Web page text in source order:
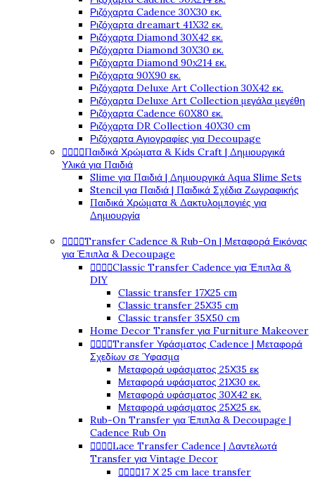
Ριζόχαρτα Cadence 30X30 εκ.
Ριζόχαρτα dreamart 41X32 εκ.
Ριζόχαρτα Diamond 30X42 εκ.
Ριζόχαρτα Diamond 30X30 εκ.
Ριζόχαρτα Diamond 90x214 εκ.
Ριζόχαρτα 90X90 εκ.
Ριζόχαρτα Deluxe Art Collection 30X42 εκ.
Ριζόχαρτα Deluxe Art Collection μεγάλα μεγέθη
Ριζόχαρτα Cadence 60X80 εκ.
Ριζόχαρτα DR Collection 40X30 cm
Ριζόχαρτα Αγιογραφίες για Decoupage
Παιδικά Χρώματα & Kids Craft | Δημιουργικά
Υλικά για Παιδιά
Slime για Παιδιά | Δημιουργικά Aqua Slime Sets
Stencil για Παιδιά | Παιδικά Σχέδια Ζωγραφικής
Παιδικά Χρώματα & Δακτυλομπογιές για
Δημιουργία
Transfer Cadence & Rub-On | Μεταφορά Εικόνας
για Έπιπλα & Decoupage
Classic Transfer Cadence για Έπιπλα &
DIY
Classic transfer 17Χ25 cm
Classic transfer 25Χ35 cm
Classic transfer 35Χ50 cm
Home Decor Transfer για Furniture Makeover
Transfer Υφάσματος Cadence | Μεταφορά
Σχεδίων σε Ύφασμα
Μεταφορά υφάσματος 25Χ35 εκ
Μεταφορά υφάσματος 21Χ30 εκ.
Μεταφορά υφάσματος 30Χ42 εκ.
Μεταφορά υφάσματος 25Χ25 εκ.
Rub-On Transfer για Έπιπλα & Decoupage |
Cadence Rub On
Lace Transfer Cadence | Δαντελωτά
Transfer για Vintage Decor
17 Χ 25 cm lace transfer